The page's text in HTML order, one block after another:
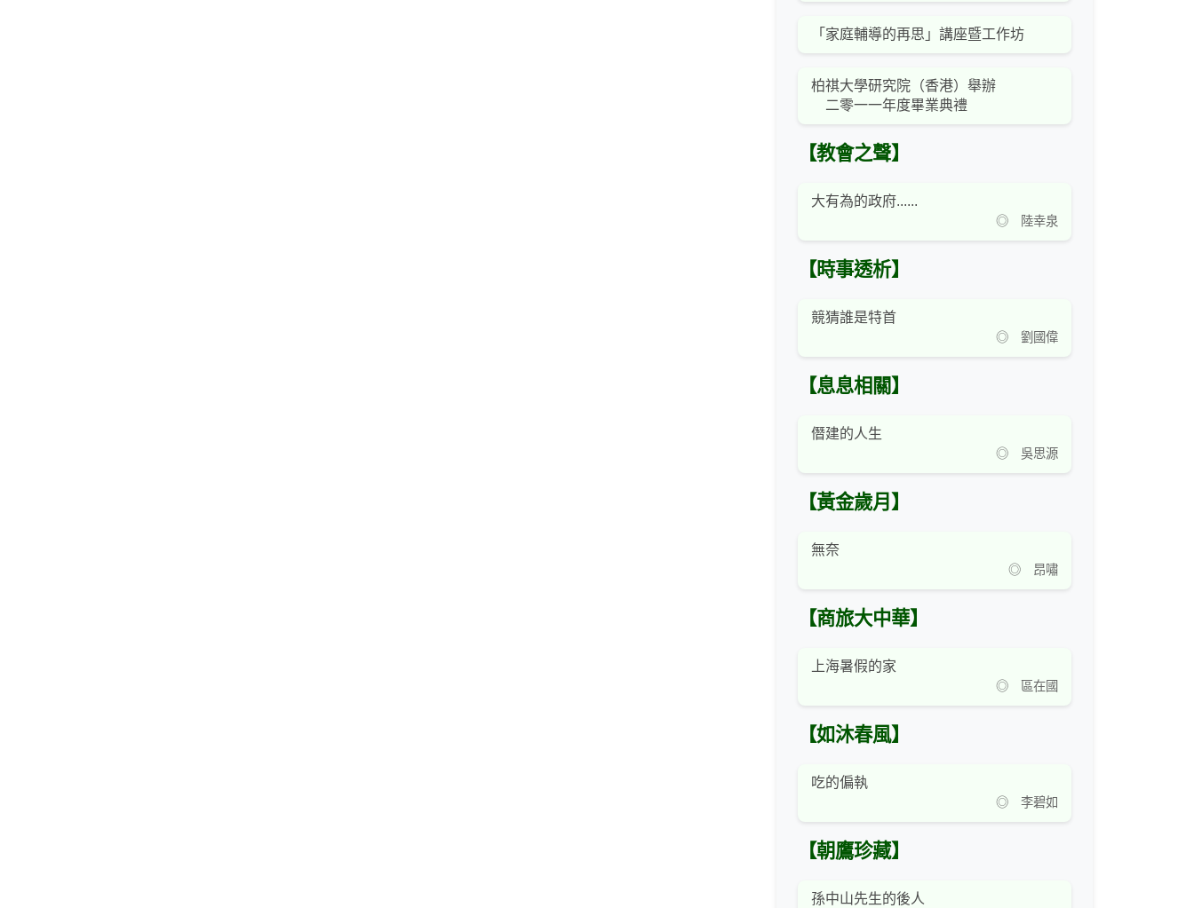
「家庭輔導的再思」講座暨工作坊
柏祺大學研究院（香港）舉辦
二零一一年度畢業典禮
【教會之聲】
大有為的政府......
◎ 陸幸泉
【時事透析】
競猜誰是特首
◎ 劉國偉
【息息相關】
僭建的人生
◎ 吳思源
【黃金歲月】
無奈
◎ 昂嘯
【商旅大中華】
上海暑假的家
◎ 區在國
【如沐春風】
吃的偏執
◎ 李碧如
【朝鷹珍藏】
孫中山先生的後人